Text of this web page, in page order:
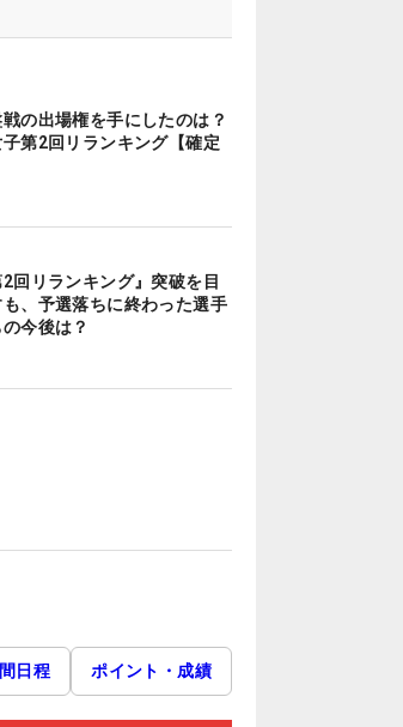
の出場権を手にしたのは？
第2回リランキング【確定
2回リランキング』突破を目
、予選落ちに終わった選手
今後は？
日程 ポイント・成績